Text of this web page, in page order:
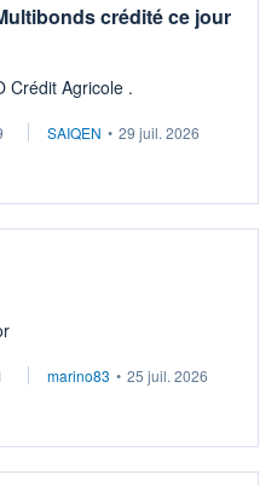
crédité ce jour
Crédit Agricole .
SAIQEN • 29 juil. 2026
marino83 • 25 juil. 2026